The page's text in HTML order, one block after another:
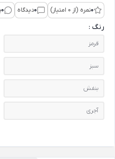
0نمره (از 0 امتیاز) 0دیدگاه 0
رنگ :
قرمز
سبز
بنفش
آجری